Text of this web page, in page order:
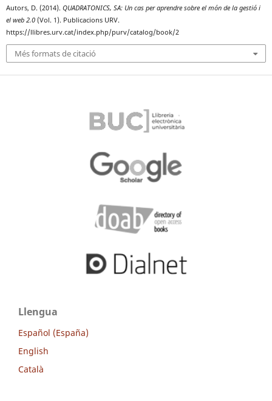
Autors, D. (2014). QUADRATONICS, SA: Un cas per aprendre sobre el món de la gestió i
el web 2.0(Vol. 1). Publicacions URV.
https://llibres.urv.cat/index.php/purv/catalog/book/2
Més formats de citació
Llengua
Español (España)
English
Català